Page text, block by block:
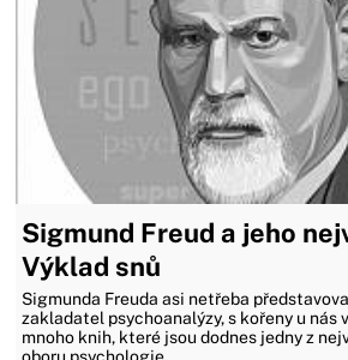
Sigmund Freud a jeho
Výklad snů
Sigmunda Freuda asi netřeba
zakladatel psychoanalýzy, s kořeny u nás
mnoho knih, které jsou dodnes jedny z